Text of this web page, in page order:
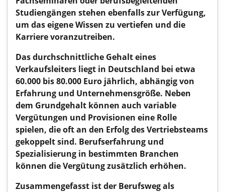
Studiengängen stehen ebenfalls zur Verfügung,
um das eigene Wissen zu vertiefen und die
Karriere voranzutreiben.
Das durchschnittliche Gehalt eines
Verkaufsleiters liegt in Deutschland bei etwa
60.000 bis 80.000 Euro jährlich, abhängig von
Erfahrung und Unternehmensgröße. Neben
dem Grundgehalt können auch variable
Vergütungen und Provisionen eine Rolle
spielen, die oft an den Erfolg des Vertriebsteams
gekoppelt sind. Berufserfahrung und
Spezialisierung in bestimmten Branchen
können die Vergütung zusätzlich erhöhen.
Zusammengefasst ist der Berufsweg als